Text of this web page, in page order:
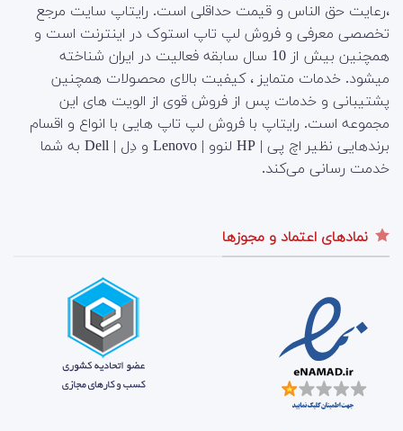
،رعایت حق الناس و قیمت حداقلی است. رایتاپ سایت مرجع
تخصصی معرفی و فروش لپ تاپ استوک در اینترنت است و
همچنین بیش از 10 سال سابقه فعالیت در ایران شناخته
میشود. خدمات متمایز ، کیفیت بالای محصولات همچنین
پشتیبانی و خدمات پس از فروش قوی از الویت های این
مجموعه است. رایتاپ با فروش لپ تاپ هایی با انواع و اقسام
برندهایی نظیر اچ پی | HP لنوو | Lenovo و دِل | Dell به شما
خدمت رسانی می‌کند.
نمادهای اعتماد و مجوزها